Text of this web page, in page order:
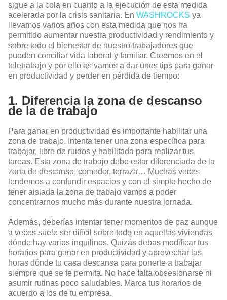
sigue a la cola en cuanto a la ejecución de esta medida
acelerada por la crisis sanitaria. En WASHROCKS ya
llevamos varios años con esta medida que nos ha
permitido aumentar nuestra productividad y rendimiento y
sobre todo el bienestar de nuestro trabajadores que
pueden conciliar vida laboral y familiar. Creemos en el
teletrabajo y por ello os vamos a dar unos tips para ganar
en productividad y perder en pérdida de tiempo:
1. Diferencia la zona de descanso
de la de trabajo
Para ganar en productividad es importante habilitar una
zona de trabajo. Intenta tener una zona específica para
trabajar, libre de ruidos y habilitada para realizar tus
tareas. Esta zona de trabajo debe estar diferenciada de la
zona de descanso, comedor, terraza… Muchas veces
tendemos a confundir espacios y con el simple hecho de
tener aislada la zona de trabajo vamos a poder
concentrarnos mucho más durante nuestra jornada.
Además, deberías intentar tener momentos de paz aunque
a veces suele ser difícil sobre todo en aquellas viviendas
dónde hay varios inquilinos. Quizás debas modificar tus
horarios para ganar en productividad y aprovechar las
horas dónde tu casa descansa para ponerte a trabajar
siempre que se te permita. No hace falta obsesionarse ni
asumir rutinas poco saludables. Marca tus horarios de
acuerdo a los de tu empresa.